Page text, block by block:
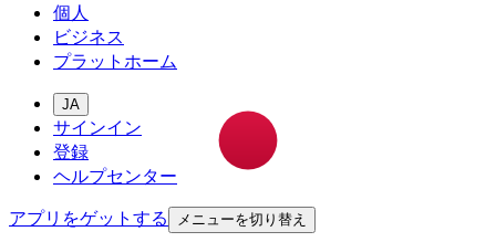
個人
ビジネス
プラットホーム
JA
サインイン
登録
ヘルプセンター
アプリをゲットする
メニューを切り替え